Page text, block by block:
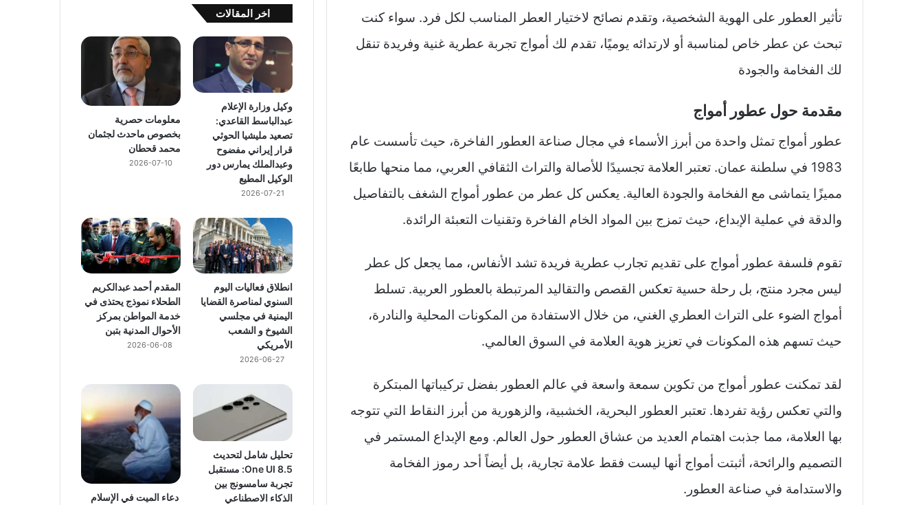
تأثير العطور على الهوية الشخصية، وتقدم نصائح لاختيار العطر المناسب لكل فرد. سواء كنت
تبحث عن عطر خاص لمناسبة أو لارتدائه يوميًا، تقدم لك أمواج تجربة عطرية غنية وفريدة تنقل
لك الفخامة والجودة
مقدمة حول عطور أمواج
عطور أمواج تمثل واحدة من أبرز الأسماء في مجال صناعة العطور الفاخرة، حيث تأسست عام
1983 في سلطنة عمان. تعتبر العلامة تجسيدًا للأصالة والتراث الثقافي العربي، مما منحها طابعًا
مميزًا يتماشى مع الفخامة والجودة العالية. يعكس كل عطر من عطور أمواج الشغف بالتفاصيل
والدقة في عملية الإبداع، حيث تمزج بين المواد الخام الفاخرة وتقنيات التعبئة الرائدة.
تقوم فلسفة عطور أمواج على تقديم تجارب عطرية فريدة تشد الأنفاس، مما يجعل كل عطر
ليس مجرد منتج، بل رحلة حسية تعكس القصص والتقاليد المرتبطة بالعطور العربية. تسلط
أمواج الضوء على التراث العطري الغني، من خلال الاستفادة من المكونات المحلية والنادرة،
حيث تسهم هذه المكونات في تعزيز هوية العلامة في السوق العالمي.
لقد تمكنت عطور أمواج من تكوين سمعة واسعة في عالم العطور بفضل تركيباتها المبتكرة
والتي تعكس رؤية تفردها. تعتبر العطور البحرية، الخشبية، والزهورية من أبرز النقاط التي تتوجه
بها العلامة، مما جذبت اهتمام العديد من عشاق العطور حول العالم. ومع الإبداع المستمر في
التصميم والرائحة، أثبتت أمواج أنها ليست فقط علامة تجارية، بل أيضاً أحد رموز الفخامة
والاستدامة في صناعة العطور.
اخر المقالات
وكيل وزارة الإعلام
عبدالباسط القاعدي:
تصعيد مليشيا الحوثي
قرار إيراني مفضوح
وعبدالملك يمارس دور
الوكيل المطيع
2026-07-21
معلومات حصرية
بخصوص ماحدث لجثمان
محمد قحطان
2026-07-10
انطلاق فعاليات اليوم
السنوي لمناصرة القضايا
اليمنية في مجلسي
الشيوخ و الشعب
الأمريكي
2026-06-27
المقدم أحمد عبدالكريم
الطحلاء نموذج يحتذى في
خدمة المواطن بمركز
الأحوال المدنية بتبن
2026-06-08
تحليل شامل لتحديث
One UI 8.5: مستقبل
تجربة سامسونج بين
الذكاء الاصطناعي
دعاء الميت في الإسلام